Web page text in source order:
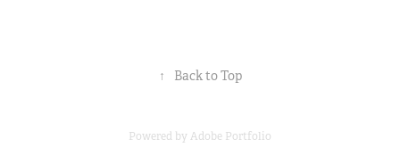
↑ Back to Top
Powered byAdobe Portfolio